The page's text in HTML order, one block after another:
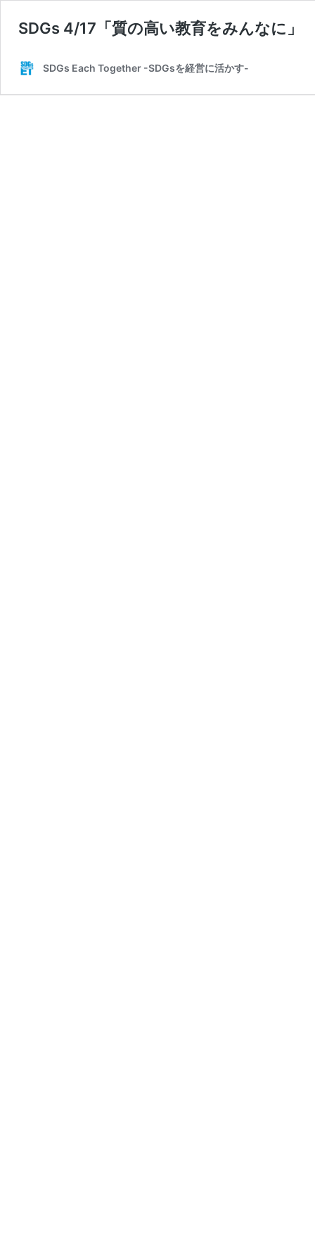
SDGs 4/17「質の高い教育をみんなに」
SDGs Each Together -SDGsを経営に活かす-